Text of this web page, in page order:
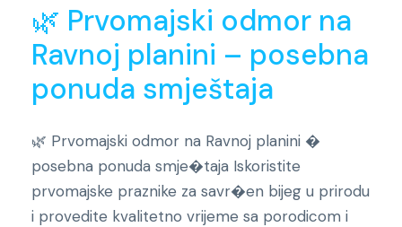
🌿 Prvomajski odmor na
Ravnoj planini – posebna
ponuda smještaja
🌿 Prvomajski odmor na Ravnoj planini �
posebna ponuda smje�taja Iskoristite
prvomajske praznike za savr�en bijeg u prirodu
i provedite kvalitetno vrijeme sa porodicom i